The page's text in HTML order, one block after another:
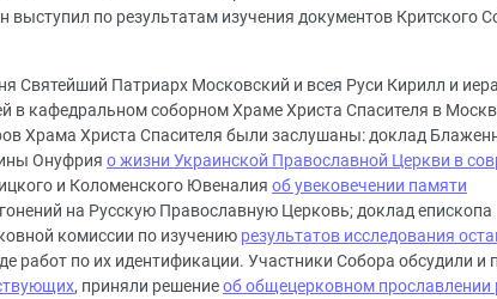
по результатам изучения документов Критского
Святейший Патриарх Московский и всея Руси Кирилл и
в кафедральном соборном Храме Христа Спасителя в
Храма Христа Спасителя были заслушаны: доклад
Онуфрия о жизни Украинской Православной Церкви в
и Коломенского Ювеналия об увековечении памяти
на Русскую Православную Церковь; доклад епископа
комиссии по изучению результатов исследования
работ по их идентификации. Участники Собора обсудили и
, приняли решениеоб общецерковном прославлении